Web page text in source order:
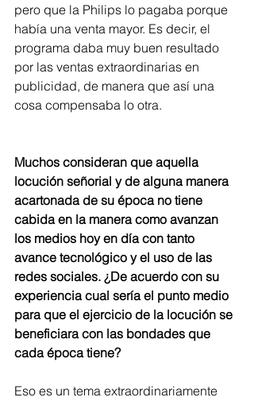
pero que la Philips lo pagaba porque
había una venta mayor. Es decir, el
programa daba muy buen resultado
por las ventas extraordinarias en
publicidad, de manera que así una
cosa compensaba lo otra.
Muchos consideran que aquella
locución señorial y de alguna manera
acartonada de su época no tiene
cabida en la manera como avanzan
los medios hoy en día con tanto
avance tecnológico y el uso de las
redes sociales. ¿De acuerdo con su
experiencia cual sería el punto medio
para que el ejercicio de la locución se
beneficiara con las bondades que
cada época tiene?
Eso es un tema extraordinariamente